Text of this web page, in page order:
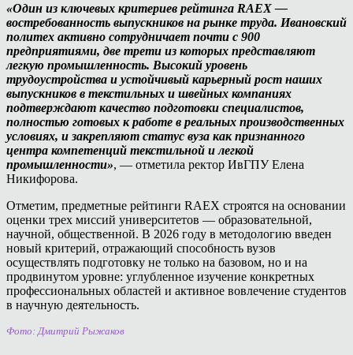
«Один из ключевых критериев рейтинга RAEX —
востребованность выпускников на рынке труда. Ивановский
политех активно сотрудничает почти с 900
предприятиями, две трети из которых представляют
легкую промышленность. Высокий уровень
трудоустройства и устойчивый карьерный рост наших
выпускников в текстильных и швейных компаниях
подтверждают качество подготовки специалистов,
полностью готовых к работе в реальных производственных
условиях, и закрепляют статус вуза как признанного
центра компетенций текстильной и легкой
промышленности», — отметила ректор ИвГПУ Елена
Никифорова.
Отметим, предметные рейтинги RAEX строятся на основании
оценки трех миссий университетов — образовательной,
научной, общественной. В 2026 году в методологию введен
новый критерий, отражающий способность вузов
осуществлять подготовку не только на базовом, но и на
продвинутом уровне: углубленное изучение конкретных
профессиональных областей и активное вовлечение студентов
в научную деятельность.
Фото: Дмитрий Рыжаков